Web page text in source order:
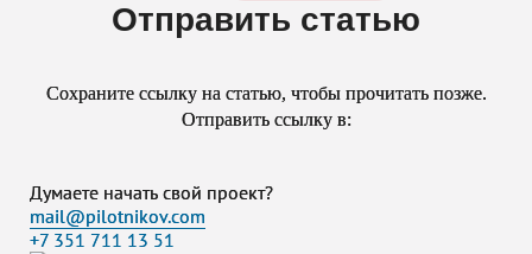
Отправить статью
Сохраните ссылку на статью, чтобы прочитать позже.
Отправить ссылку в:
Думаете начать свой проект?
mail@pilotnikov.com
+7 351 711 13 51